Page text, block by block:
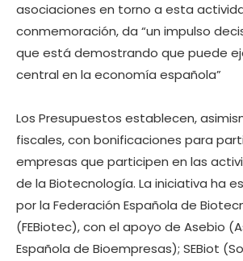
asociaciones en torno a esta
conmemoración, da “un impulso
que está demostrando que puede
central en la economía española”
Los Presupuestos establecen,
fiscales, con bonificaciones para
empresas que participen en las
de la Biotecnología. La iniciativa ha
por la Federación Española de
(FEBiotec), con el apoyo de Asebio
Española de Bioempresas); SEBiot